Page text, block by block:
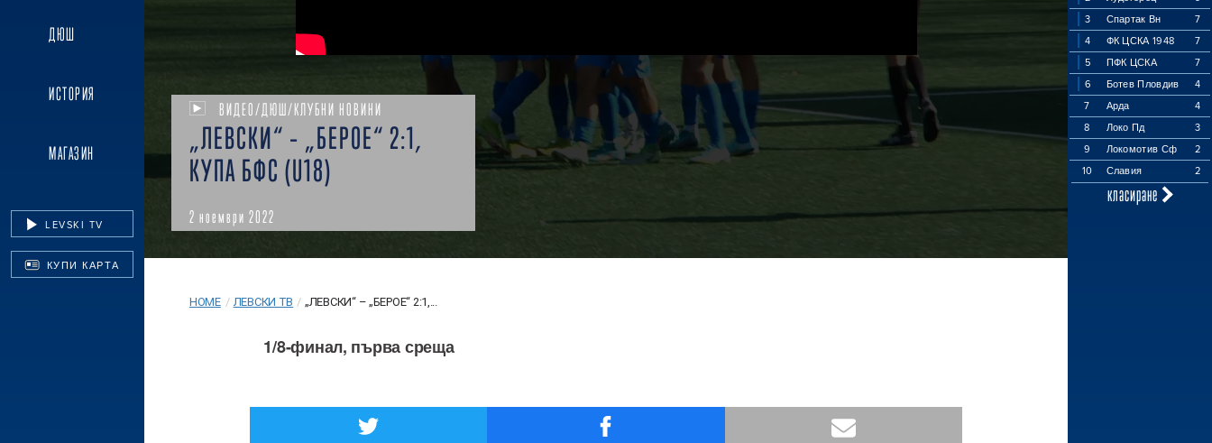
ДЮШ
ИСТОРИЯ
МАГАЗИН
LEVSKI TV
КУПИ КАРТА
3
Спартак Вн
7
4
ФК ЦСКА 1948
7
5
ПФК ЦСКА
7
6
Ботев Пловдив
4
7
Арда
4
8
Локо Пд
3
9
Локомотив Сф
2
10
Славия 2
класиране
ВИДЕО/ДЮШ/КЛУБНИ НОВИНИ
„ЛЕВСКИ“ – „БЕРОЕ“ 2:1,
КУПА БФС (U18)
2 ноември 2022
HOME / ЛЕВСКИ ТВ / „ЛЕВСКИ“ – „БЕРОЕ“ 2:1,...
1/8-финал, първа среща